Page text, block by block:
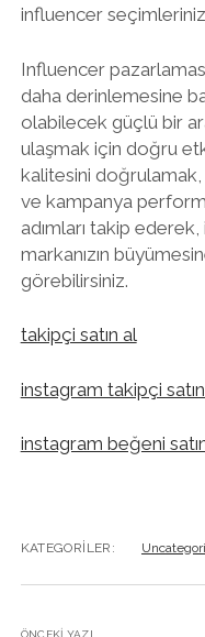
influencer
Influencer
daha derinlemesine
olabilecek güçlü bir
ulaşmak için doğru
kalitesini
ve kampanya
adımları takip
markanızın
görebilirsiniz.
takipçi satın al
instagram takipçi
instagram beğeni
KATEGORILER:
ÖNCEKI YAZI